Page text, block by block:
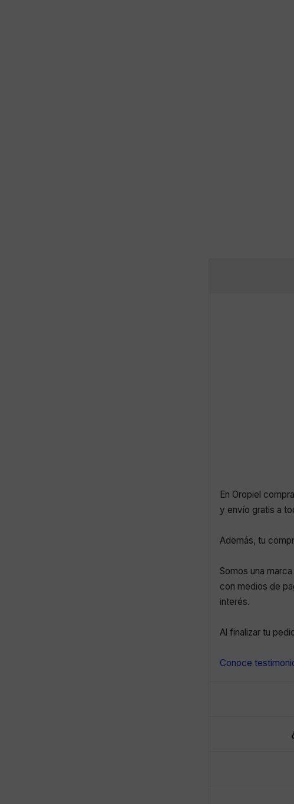
En Oropiel
y envío gratis a
Además, tu
Somos una
con medios de
interés.
Al finalizar tu
Conoce